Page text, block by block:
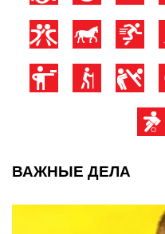
ВАЖНЫЕ ДЕЛА